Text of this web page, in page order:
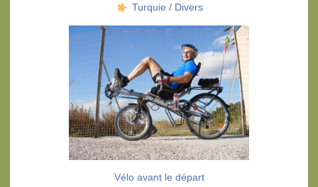
Turquie / Divers
Vélo avant le départ